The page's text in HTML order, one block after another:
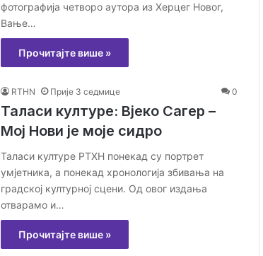
фотографија четворо аутора из Херцег Новог,
Вање…
Прочитајте више »
RTHN Прије 3 седмице 0
Таласи културе: Вјеко Сагер –
Мој Нови је моје сидро
Таласи културе РТХН понекад су портрет
умјетника, а понекад хронологија збивања на
градској културној сцени. Од овог издања
отварамо и…
Прочитајте више »